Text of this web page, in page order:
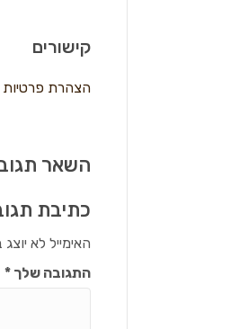
קישורים
הצהרת פרטיות
השאר
כתיבת
האימייל לא
התגובה שלך*